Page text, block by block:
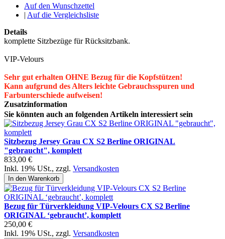
Auf den Wunschzettel
| Auf die Vergleichsliste
Details
komplette Sitzbezüge für Rücksitzbank.
VIP-Velours
Sehr gut erhalten OHNE Bezug für die Kopfstützen!
Kann aufgrund des Alters leichte Gebrauchsspuren und
Farbunterschiede aufweisen!
Zusatzinformation
Sie könnten auch an folgenden Artikeln interessiert sein
Sitzbezug Jersey Grau CX S2 Berline ORIGINAL
"gebraucht", komplett
833,00 €
Inkl. 19% USt., zzgl. Versandkosten
In den Warenkorb
Bezug für Türverkleidung VIP-Velours CX S2 Berline
ORIGINAL ‘gebraucht’, komplett
250,00 €
Inkl. 19% USt., zzgl. Versandkosten